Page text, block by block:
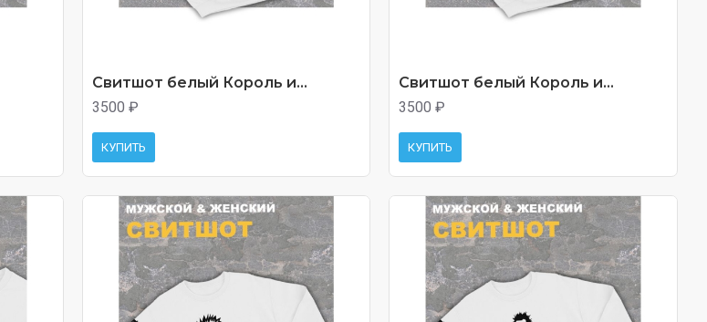
Свитшот белый Король и...
3500 ₽
КУПИТЬ
Свитшот белый Король и...
3500 ₽
КУПИТЬ